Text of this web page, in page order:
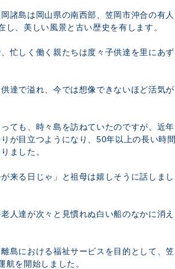
諸島は岡山県の南西部、笠岡市沖合の有人
し、美しい風景と古い歴史を有します。
忙しく働く親たちは度々子供達を里にあず
達で溢れ、今では想像できないほど活気が
ても、時々島を訪ねていたのですが、近年
が目立つようになり、50年以上の長い時間
ました。
来る日じゃ」と祖母は嬉しそうに話しまし
人達が次々と見慣れぬ白い船のなかに消え
島における福祉サービスを目的として、笠
航を開始しました。